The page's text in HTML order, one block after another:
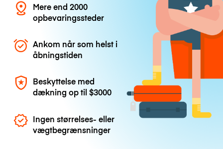
Mere end 2000
opbevaringssteder
Ankom når som helst i
åbningstiden
Beskyttelse med
dækning op til$3000
Ingen størrelses- eller
vægtbegrænsninger